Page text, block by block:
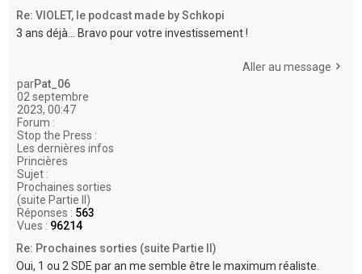
Re: VIOLET, le podcast made by Schkopi
3 ans déjà... Bravo pour votre investissement !
Aller au message
parPat_06
02 septembre
2023, 00:47
Forum :
Stop the Press :
Les dernières infos
Princières
Sujet :
Prochaines sorties
(suite Partie II)
Réponses : 563
Vues : 96214
Re: Prochaines sorties (suite Partie II)
Oui, 1 ou 2 SDE par an me semble être le maximum réaliste.